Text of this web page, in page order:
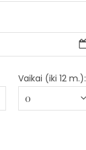
Vaikai (iki 12 m.):